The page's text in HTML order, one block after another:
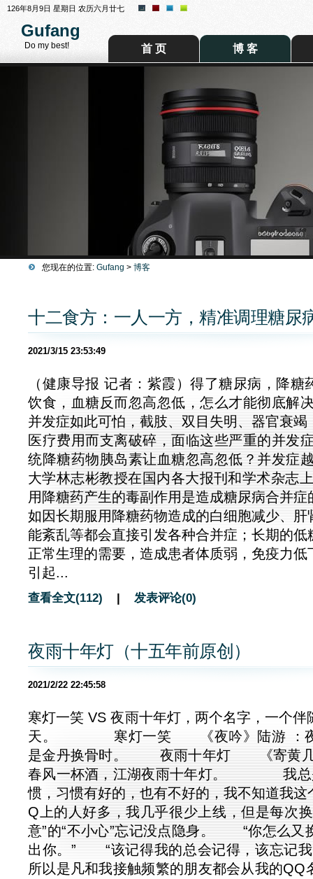
126年8月9日 星期日 农历六月廿七
Gufang
Do my best! 首 页 博 客
您现在的位置: Gufang > 博客
十二食方：一人一方，精准调理糖尿
2021/3/15 23:53:49
（健康导报 记者：紫霞）得了糖尿病，降糖
饮食，血糖反而忽高忽低，怎么才能彻底解
并发症如此可怕，截肢、双目失明、器官衰
医疗费用而支离破碎，面临这些严重的并发
统降糖药物胰岛素让血糖忽高忽低？并发症
大学林志彬教授在国内各大报刊和学术杂志
用降糖药产生的毒副作用是造成糖尿病合并
如因长期服用降糖药物造成的白细胞减少、肝
能紊乱等都会直接引发各种合并症；长期的低
正常生理的需要，造成患者体质弱，免疫力
引起...
查看全文(112) | 发表评论(0)
夜雨十年灯（十五年前原创）
2021/2/22 22:45:58
寒灯一笑 VS 夜雨十年灯，两个名字，一个伴
天。 寒灯一笑 《夜吟》陆游 ：夜
是金丹换骨时。 夜雨十年灯 《寄黄几
春风一杯酒，江湖夜雨十年灯。 我总
惯，习惯有好的，也有不好的，我不知道我这
Q上的人好多，我几乎很少上线，但是每次
意”的“不小心”忘记没点隐身。 “你怎么又
出你。” “该记得我的总会记得，该忘
所以是凡和我接触频繁的朋友都会从我的QQ